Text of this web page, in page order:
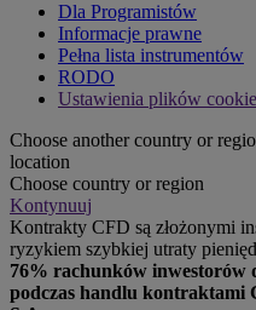
Dla Programistów
Informacje prawne
Pełna lista instrumentów
RODO
Ustawienia plików cookie
Choose another country or
location
Choose country or region
Kontynuuj
Kontrakty CFD są złożonymi
ryzykiem szybkiej utraty
76% rachunków inwestorów
podczas handlu